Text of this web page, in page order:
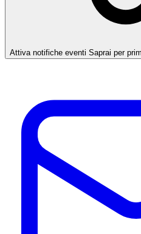
Attiva notifiche eventi Saprai per